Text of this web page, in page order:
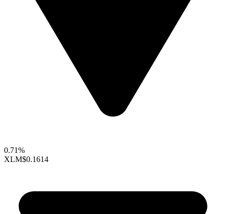
0.71%
XLM$0.1614